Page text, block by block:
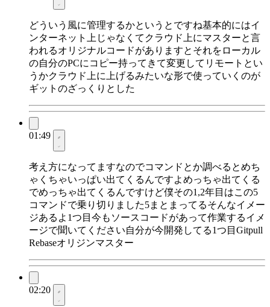
どういう風に管理するかというとですね基本的にはイ
ンターネット上じゃなくてクラウド上にマスターと言
われるオリジナルコードがありますとそれをローカル
の自分のPCにコピー持ってきて変更してリモートとい
うかクラウド上に上げるみたいな形で使っていくのが
ギットのざっくりとした
01:49
考え方になってますなのでコマンドとか調べるとめち
ゃくちゃいっぱい出てくるんですよめっちゃ出てくる
でめっちゃ出てくるんですけど僕その1,2年目はこの5
コマンドで乗り切りました5まとまってるそんなイメー
ジあるよ1つ目今もソースコードがあって作業するイメ
ージで聞いてください自分が今開発してる1つ目Gitpull
Rebaseオリジンマスター
02:20